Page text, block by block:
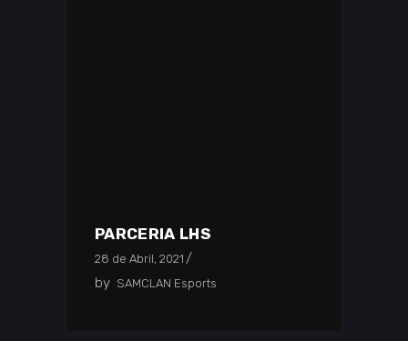
PARCERIA LHS
28 de Abril, 2021
by SAMCLAN Esports